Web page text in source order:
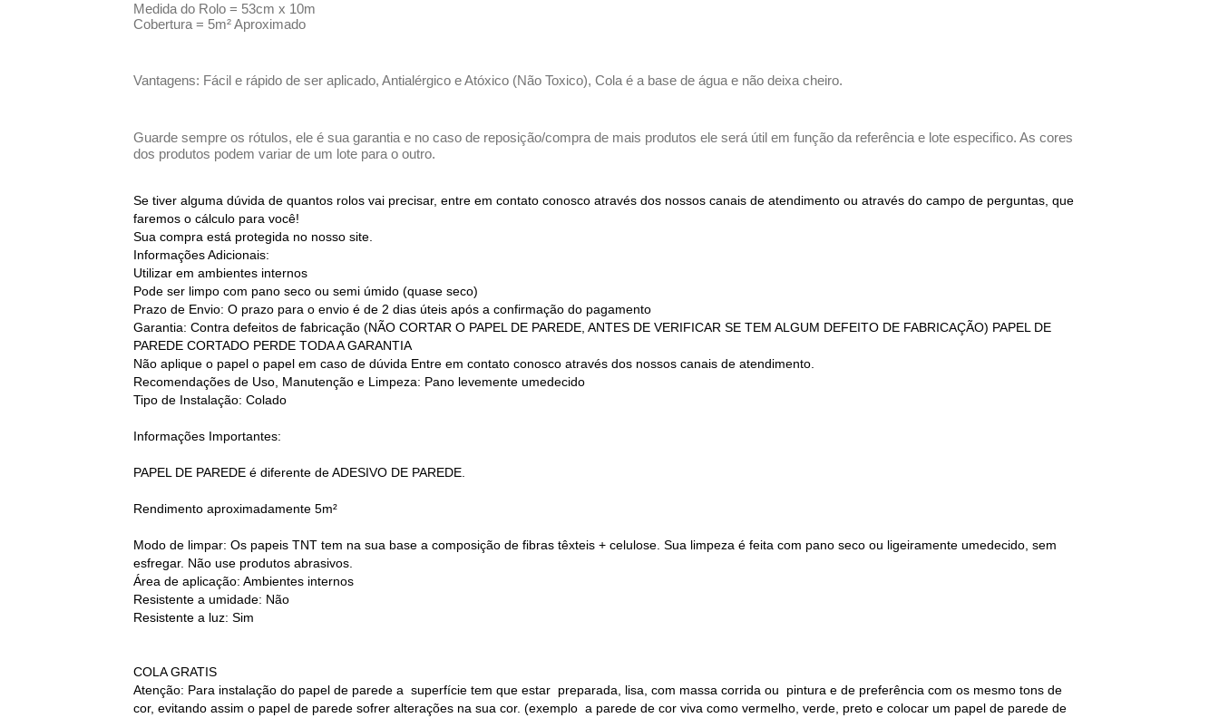
Medida do Rolo = 53cm x 10m
Cobertura = 5m² Aproximado
Vantagens: Fácil e rápido de ser aplicado, Antialérgico e Atóxico (Não Toxico), Cola é a base de água e não deixa cheiro.
Guarde sempre os rótulos, ele é sua garantia e no caso de reposição/compra de mais produtos ele será útil em função da referência e lote especifico. As cores
dos produtos podem variar de um lote para o outro.
Se tiver alguma dúvida de quantos rolos vai precisar, entre em contato conosco através dos nossos canais de atendimento ou através do campo de perguntas, que
faremos o cálculo para você!
Sua compra está protegida no nosso site.
Informações Adicionais:
Utilizar em ambientes internos
Pode ser limpo com pano seco ou semi úmido (quase seco)
Prazo de Envio: O prazo para o envio é de 2 dias úteis após a confirmação do pagamento
Garantia: Contra defeitos de fabricação (NÃO CORTAR O PAPEL DE PAREDE, ANTES DE VERIFICAR SE TEM ALGUM DEFEITO DE FABRICAÇÃO) PAPEL DE
PAREDE CORTADO PERDE TODA A GARANTIA
Não aplique o papel o papel em caso de dúvida Entre em contato conosco através dos nossos canais de atendimento.
Recomendações de Uso, Manutenção e Limpeza: Pano levemente umedecido
Tipo de Instalação: Colado
Informações Importantes:
PAPEL DE PAREDE é diferente de ADESIVO DE PAREDE.
Rendimento aproximadamente 5m²
Modo de limpar: Os papeis TNT tem na sua base a composição de fibras têxteis + celulose. Sua limpeza é feita com pano seco ou ligeiramente umedecido, sem
esfregar. Não use produtos abrasivos.
Área de aplicação: Ambientes internos
Resistente a umidade: Não
Resistente a luz: Sim
COLA GRATIS
Atenção: Para instalação do papel de parede a superfície tem que estar preparada, lisa, com massa corrida ou pintura e de preferência com os mesmo tons de
cor, evitando assim o papel de parede sofrer alterações na sua cor. (exemplo a parede de cor viva como vermelho, verde, preto e colocar um papel de parede de